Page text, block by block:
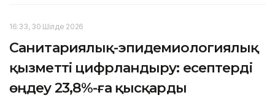
16:33, 30 Шілде 2026
Санитариялық-эпидемиологиялық
қызметті цифрландыру: есептерді
өңдеу 23,8%-ға қысқарды